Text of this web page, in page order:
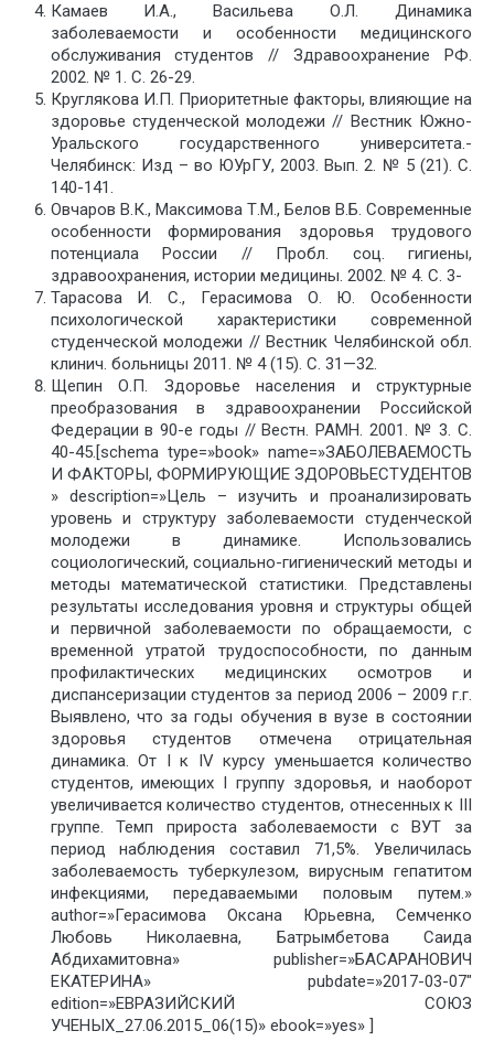
Камаев И.А., Васильева О.Л. Динамика
заболеваемости и особенности медицинского
обслуживания студентов // Здравоохранение РФ.
2002. № 1. С. 26-29.
Круглякова И.П. Приоритетные факторы, влияющие на
здоровье студенческой молодежи // Вестник Южно-
Уральского государственного университета.-
Челябинск: Изд – во ЮУрГУ, 2003. Вып. 2. № 5 (21). С.
140-141.
Овчаров В.К., Максимова Т.М., Белов В.Б. Современные
особенности формирования здоровья трудового
потенциала России // Пробл. соц. гигиены,
здравоохранения, истории медицины. 2002. № 4. С. 3-
Тарасова И. С., Герасимова О. Ю. Особенности
психологической характеристики современной
студенческой молодежи // Вестник Челябинской обл.
клинич. больницы 2011. № 4 (15). С. 31—32.
Щепин О.П. Здоровье населения и структурные
преобразования в здраво­охранении Российской
Федерации в 90-е годы // Вестн. РАМН. 2001. № 3. С.
40-45.[schema type=»book» name=»ЗАБОЛЕВАЕМОСТЬ
И ФАКТОРЫ, ФОРМИРУЮЩИЕ ЗДОРОВЬЕСТУДЕНТОВ
» description=»Цель – изучить и проанализировать
уровень и структуру заболеваемости студенческой
молодежи в динамике. Использовались
социологический, социально-гигиенический методы и
методы математической статистики. Представлены
результаты исследования уровня и структуры общей
и первичной заболеваемости по обращаемости, с
временной утратой трудоспособности, по данным
профилактических медицинских осмотров и
диспансеризации студентов за период 2006 – 2009 г.г.
Выявлено, что за годы обучения в вузе в состоянии
здоровья студентов отмечена отрицательная
динамика. От I к IV курсу уменьшается количество
студентов, имеющих I группу здоровья, и наоборот
увеличивается количество студентов, отнесенных к III
группе. Темп прироста заболеваемости с ВУТ за
период наблюдения составил 71,5%. Увеличилась
заболеваемость туберкулезом, вирусным гепатитом
инфекциями, передаваемыми половым путем.»
author=»Герасимова Оксана Юрьевна, Семченко
Любовь Николаевна, Батрымбетова Саида
Абдихамитовна» publisher=»БАСАРАНОВИЧ
ЕКАТЕРИНА» pubdate=»2017-03-07″
edition=»ЕВРАЗИЙСКИЙ СОЮЗ
УЧЕНЫХ_27.06.2015_06(15)» ebook=»yes» ]